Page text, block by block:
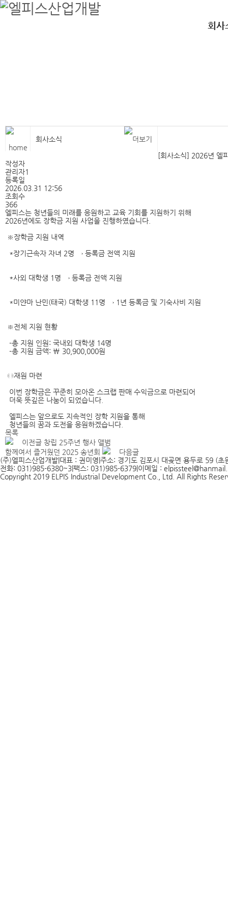
회사
회사소식
[회사소식] 2026년 엘
작성자
관리자1
등록일
2026.03.31 12:56
조회수
366
엘피스는 청년들의 미래를 응원하고 교육 기회를 지원하기 위해
2026년에도 장학금 지원 사업을 진행하였습니다.
※장학금 지원 내역
*장기근속자 자녀 2명 → 등록금 전액 지원
*사외 대학생 1명 → 등록금 전액 지원
*미얀마 난민(태국) 대학생 11명 → 1년 등록금 및 기숙사비 지원
※전체 지원 현황
-총 지원 인원: 국내외 대학생 14명
-총 지원 금액: \ 30,900,000원
◎재원 마련
이번 장학금은 꾸준히 모아온 스크랩 판매 수익금으로 마련되어
더욱 뜻깊은 나눔이 되었습니다.
엘피스는 앞으로도 지속적인 장학 지원을 통해
청년들의 꿈과 도전을 응원하겠습니다.
목록
이전글 창립 25주년 행사 앨범
함께여서 즐거웠던 2025 송년회
다음글
(주)엘피스산업개발 대표 : 권미영 주소: 경기도 김포시 대곶면 용두로 59 (초
전화: 031)985-6380~3팩스: 031)985-6379 이메일 :
Copyright 2019 ELPIS Industrial Development Co., Ltd. All Rights